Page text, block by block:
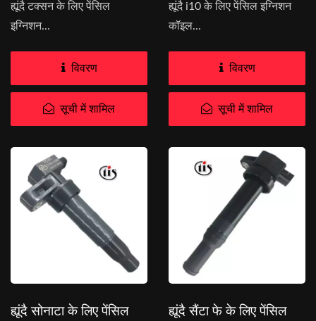
ह्यूंदै टक्सन के लिए पेंसिल
इग्निशन...
विवरण
सूची में शामिल
ह्यूंदै i10 के लिए पेंसिल इग्निशन
कॉइल...
विवरण
सूची में शामिल
ह्यूंदै सोनाटा के लिए पेंसिल
ह्यूंदै सैंटा फे के लिए पेंसिल